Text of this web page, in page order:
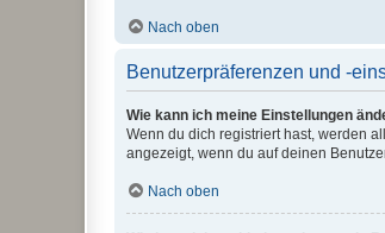
Nach oben
Benutzerpräferenzen und -
Wie kann ich meine Einstellungen
Wenn du dich registriert hast, werden
angezeigt, wenn du auf deinen
Nach oben